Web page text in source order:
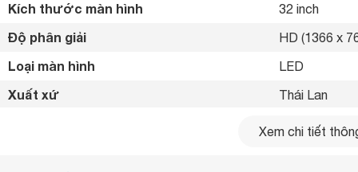
Kích thước màn hình 32 inch
Độ phân giải HD (1366 x
Loại màn hình LED
Xuất xứ Thái Lan
Có
Xem chi tiết